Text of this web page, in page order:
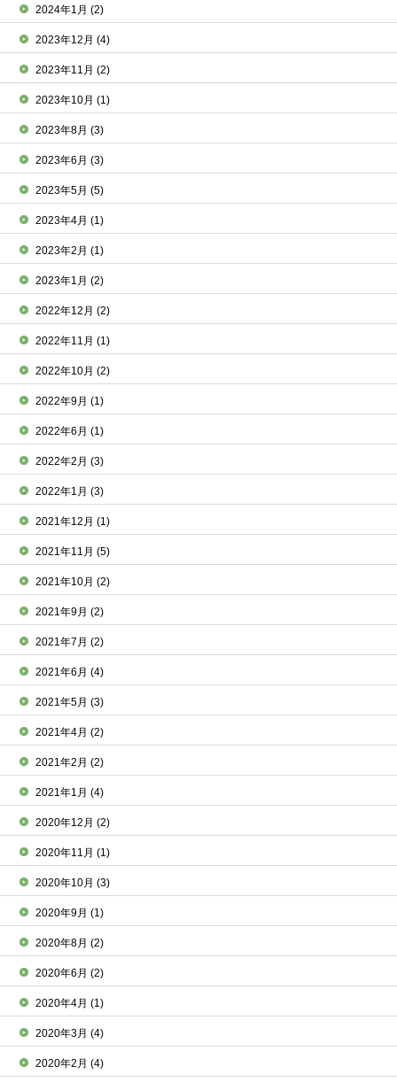
2024年1月(2)
2023年12月(4)
2023年11月(2)
2023年10月(1)
2023年8月(3)
2023年6月(3)
2023年5月(5)
2023年4月(1)
2023年2月(1)
2023年1月(2)
2022年12月(2)
2022年11月(1)
2022年10月(2)
2022年9月(1)
2022年6月(1)
2022年2月(3)
2022年1月(3)
2021年12月(1)
2021年11月(5)
2021年10月(2)
2021年9月(2)
2021年7月(2)
2021年6月(4)
2021年5月(3)
2021年4月(2)
2021年2月(2)
2021年1月(4)
2020年12月(2)
2020年11月(1)
2020年10月(3)
2020年9月(1)
2020年8月(2)
2020年6月(2)
2020年4月(1)
2020年3月(4)
2020年2月(4)